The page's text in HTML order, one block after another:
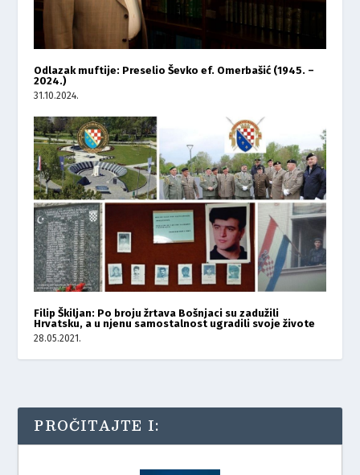
Odlazak muftije: Preselio Ševko ef. Omerbašić (1945. –
2024.)
31.10.2024.
Filip Škiljan: Po broju žrtava Bošnjaci su zadužili
Hrvatsku, a u njenu samostalnost ugradili svoje živote
28.05.2021.
PROČITAJTE I: